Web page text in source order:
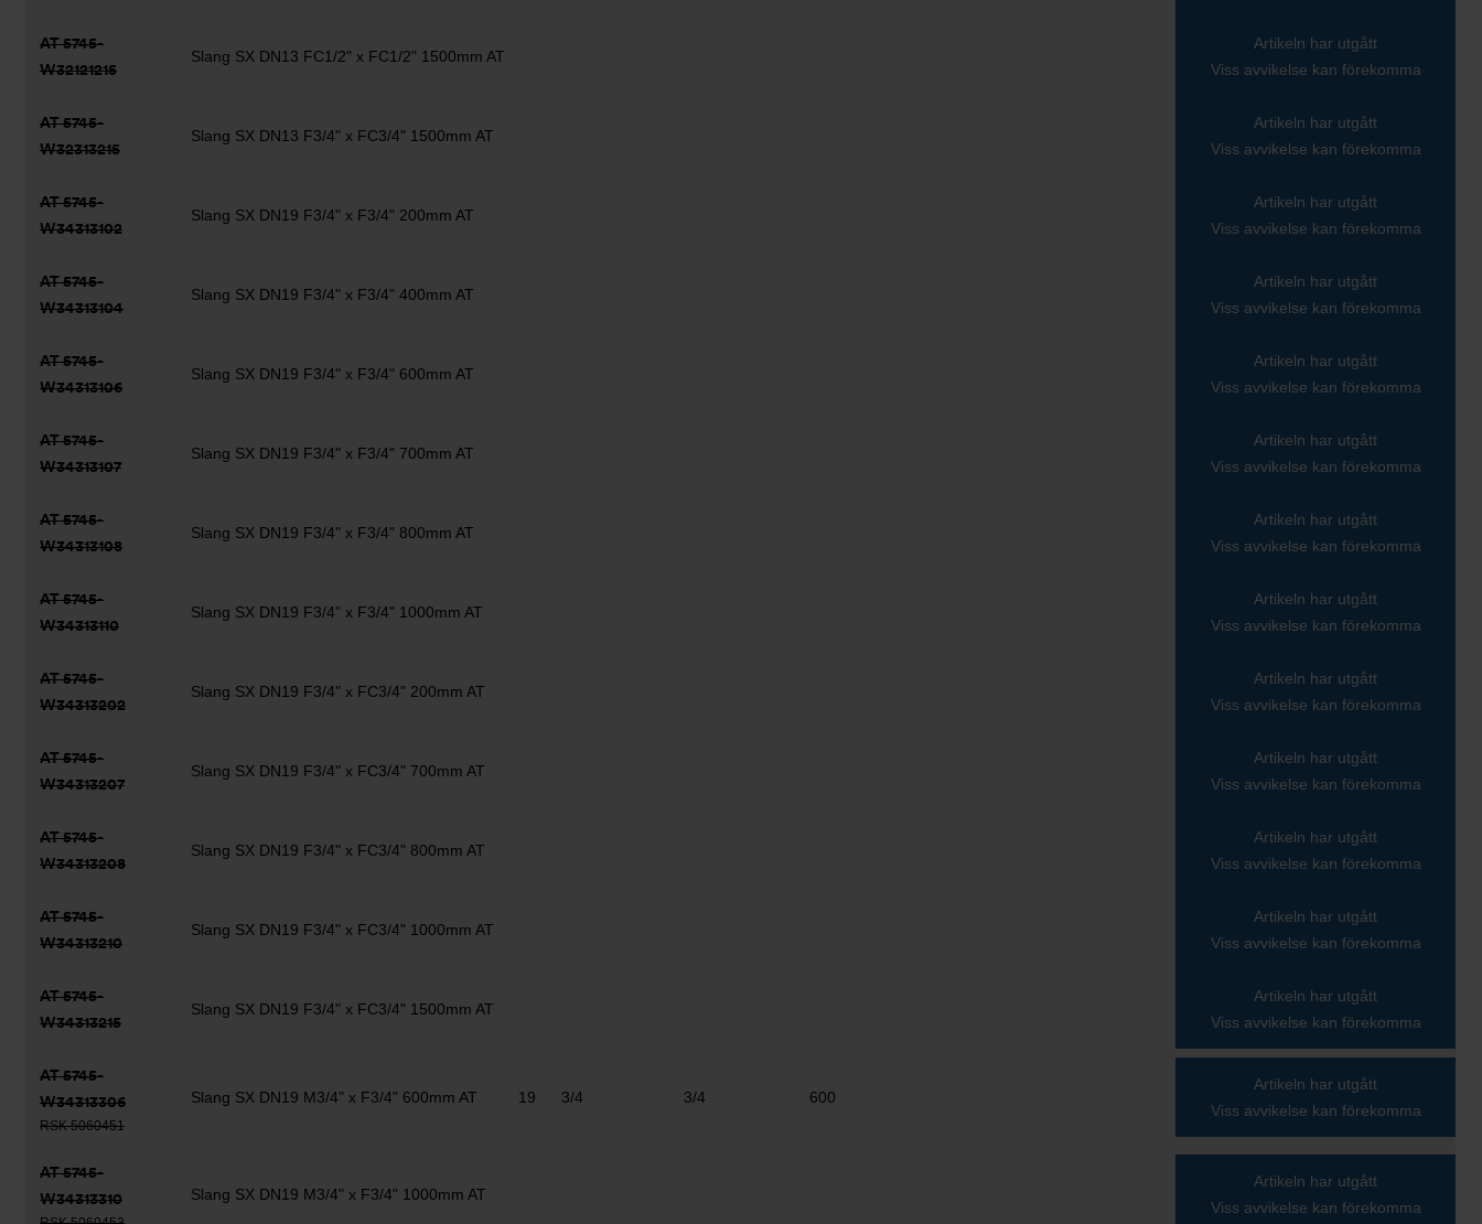
AT 5745-
W32121215
Slang SX DN13 FC1/2" x FC1/2" 1500mm AT
Artikeln har utgått
Viss avvikelse kan förekomma
AT 5745-
W32313215
Slang SX DN13 F3/4" x FC3/4" 1500mm AT
Artikeln har utgått
Viss avvikelse kan förekomma
AT 5745-
W34313102
Slang SX DN19 F3/4" x F3/4" 200mm AT
Artikeln har utgått
Viss avvikelse kan förekomma
AT 5745-
W34313104
Slang SX DN19 F3/4" x F3/4" 400mm AT
Artikeln har utgått
Viss avvikelse kan förekomma
AT 5745-
W34313106
Slang SX DN19 F3/4" x F3/4" 600mm AT
Artikeln har utgått
Viss avvikelse kan förekomma
AT 5745-
W34313107
Slang SX DN19 F3/4" x F3/4" 700mm AT
Artikeln har utgått
Viss avvikelse kan förekomma
AT 5745-
W34313108
Slang SX DN19 F3/4" x F3/4" 800mm AT
Artikeln har utgått
Viss avvikelse kan förekomma
AT 5745-
W34313110
Slang SX DN19 F3/4" x F3/4" 1000mm AT
Artikeln har utgått
Viss avvikelse kan förekomma
AT 5745-
W34313202
Slang SX DN19 F3/4" x FC3/4" 200mm AT
Artikeln har utgått
Viss avvikelse kan förekomma
AT 5745-
W34313207
Slang SX DN19 F3/4" x FC3/4" 700mm AT
Artikeln har utgått
Viss avvikelse kan förekomma
AT 5745-
W34313208
Slang SX DN19 F3/4" x FC3/4" 800mm AT
Artikeln har utgått
Viss avvikelse kan förekomma
AT 5745-
W34313210
Slang SX DN19 F3/4" x FC3/4" 1000mm AT
Artikeln har utgått
Viss avvikelse kan förekomma
AT 5745-
W34313215
Slang SX DN19 F3/4" x FC3/4" 1500mm AT
Artikeln har utgått
Viss avvikelse kan förekomma
AT 5745-
W34313306
RSK 5060451
Slang SX DN19 M3/4" x F3/4" 600mm AT 19 3/4 3/4 600
Artikeln har utgått
Viss avvikelse kan förekomma
AT 5745-
W34313310
Slang SX DN19 M3/4" x F3/4" 1000mm AT
Artikeln har utgått
Viss avvikelse kan förekomma